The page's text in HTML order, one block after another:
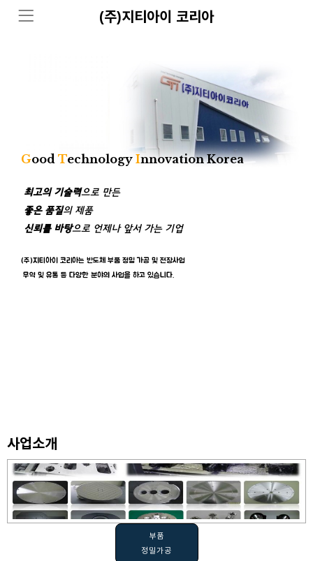
(주)지티아이 코리아
Good Technology Innovation Korea
최고의 기술력으로 만든
좋은 품질의 제품
신뢰를 바탕으로 언제나 앞서 가는 기업
(주)지티아이 코리아는 반도체 부품 정밀 가공 및 전장사업
무역 및 유통 등 다양한 분야의 사업을 하고 있습니다.
사업소개
부품
정밀가공